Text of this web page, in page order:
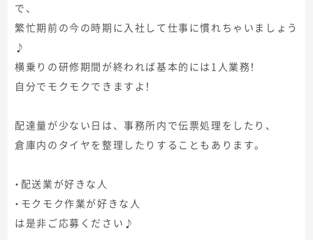
で、
繁忙期前の今の時期に入社して仕事に慣れちゃいましょう
♪
横乗りの研修期間が終われば基本的には1人業務！
自分でモクモクできますよ！
配達量が少ない日は、事務所内で伝票処理をしたり、
倉庫内のタイヤを整理したりすることもあります。
・配送業が好きな人
・モクモク作業が好きな人
は是非ご応募ください♪